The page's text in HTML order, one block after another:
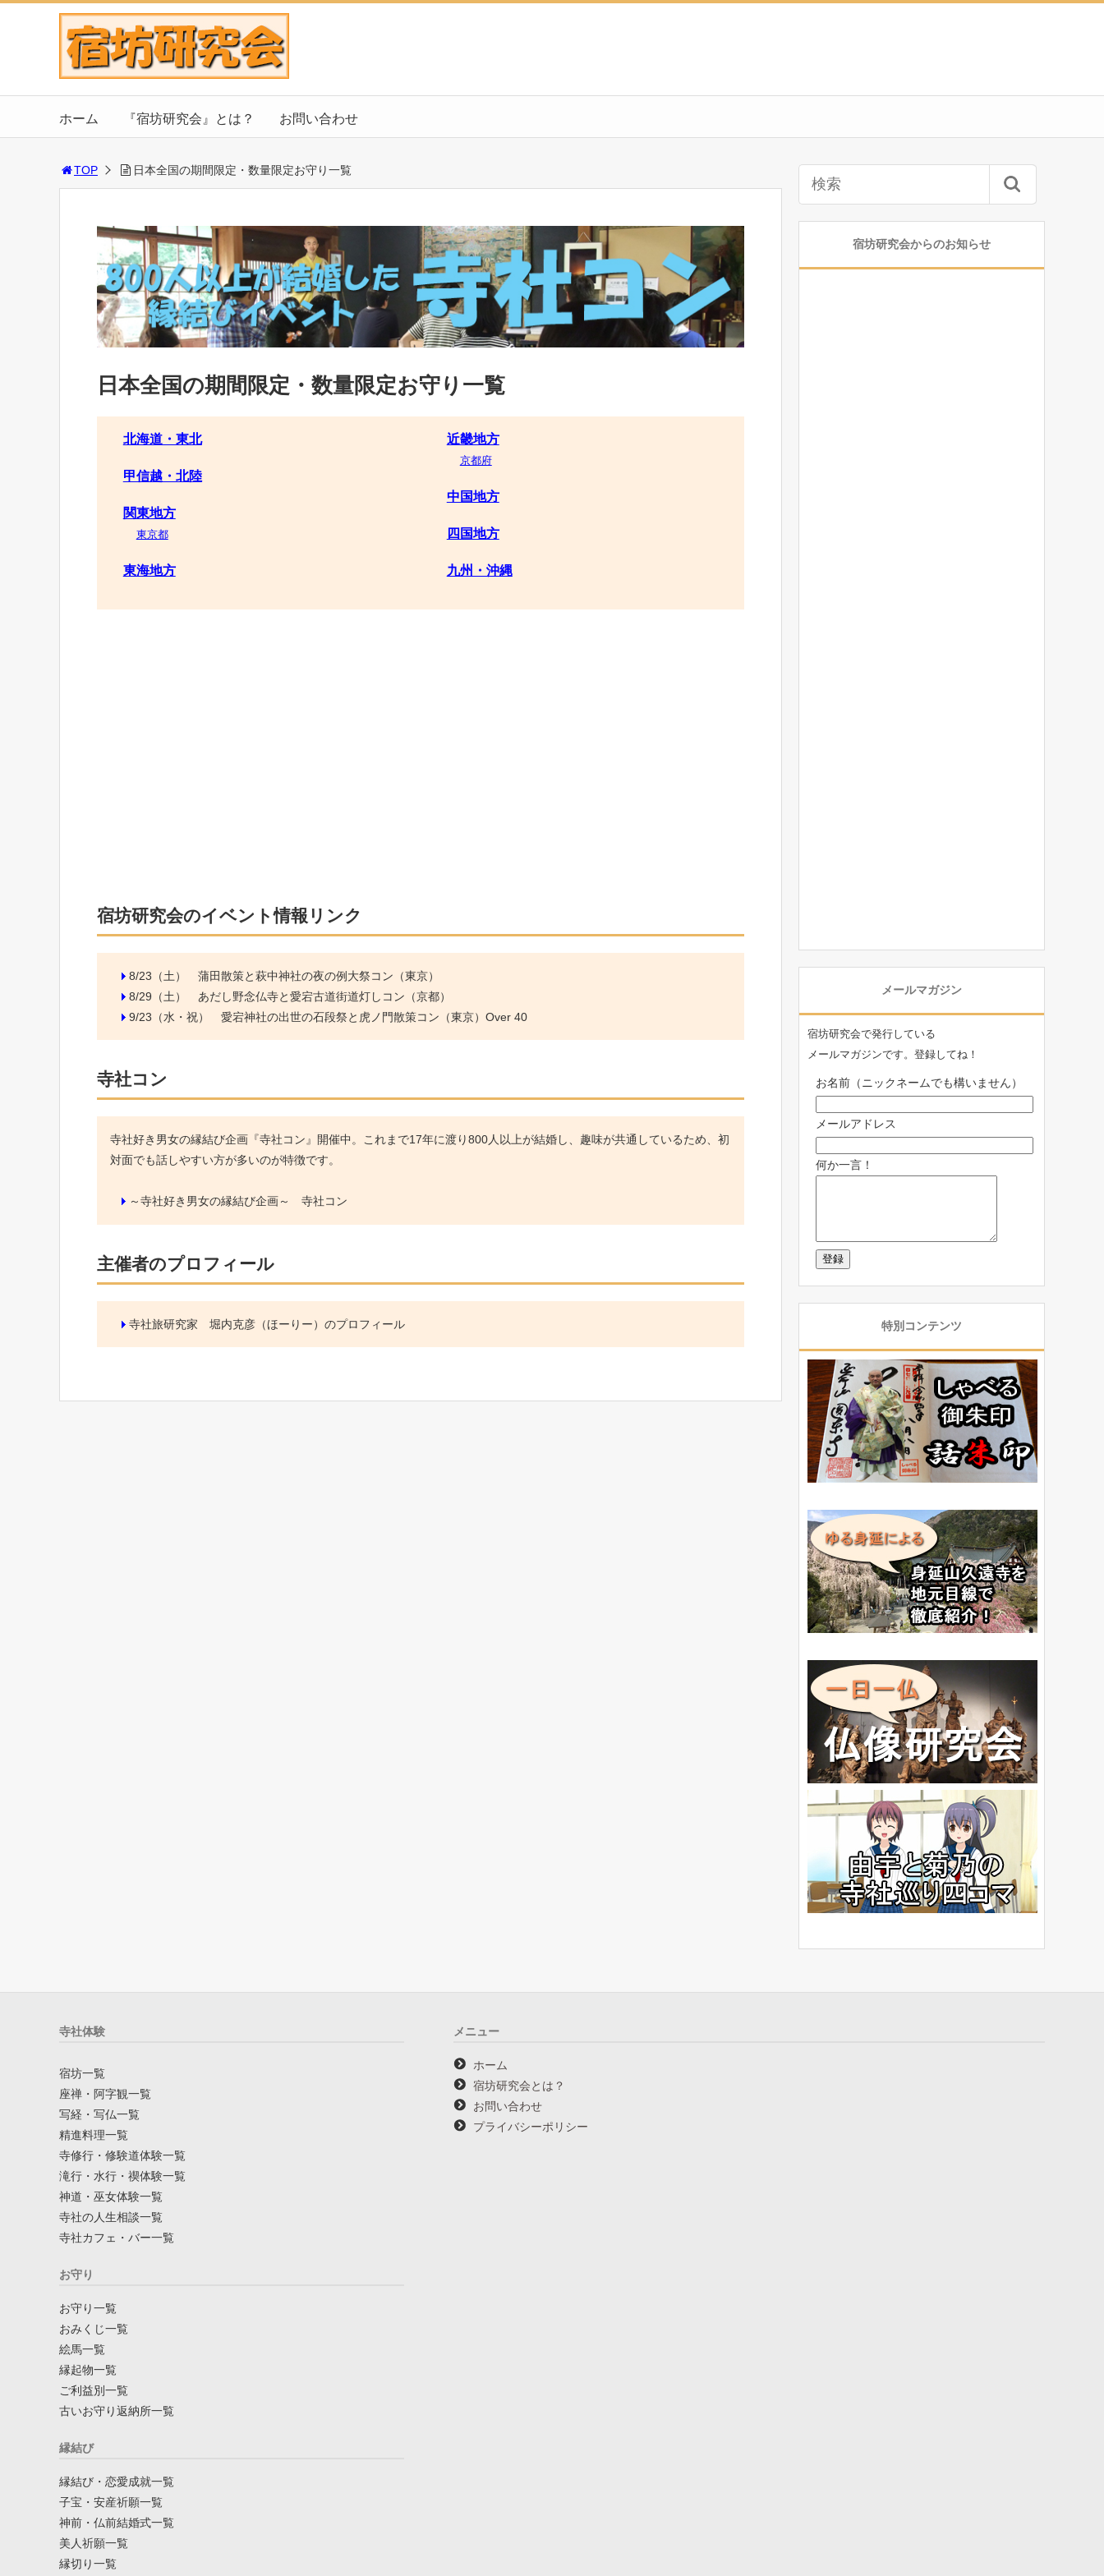
ホーム 『宿坊研究会』とは？ お問い合わせ
TOP 日本全国の期間限定・数量限定お守り一覧
日本全国の期間限定・数量限定お守り一覧
北海道・東北
甲信越・北陸
関東地方
東京都
東海地方
近畿地方
京都府
中国地方
四国地方
九州・沖縄
宿坊研究会のイベント情報リンク
8/23（土） 蒲田散策と萩中神社の夜の例大祭コン（東京）
8/29（土） あだし野念仏寺と愛宕古道街道灯しコン（京都）
9/23（水・祝） 愛宕神社の出世の石段祭と虎ノ門散策コン（東京）Over 40
寺社コン
寺社好き男女の縁結び企画『寺社コン』開催中。これまで17年に渡り800人以上が結婚し、趣味が共通しているため、初
対面でも話しやすい方が多いのが特徴です。
～寺社好き男女の縁結び企画～ 寺社コン
主催者のプロフィール
寺社旅研究家 堀内克彦（ほーりー）のプロフィール
宿坊研究会からのお知らせ
メールマガジン
宿坊研究会で発行している
メールマガジンです。登録してね！
お名前（ニックネームでも構いません）
メールアドレス
何か一言！
特別コンテンツ
寺社体験
宿坊一覧
座禅・阿字観一覧
写経・写仏一覧
精進料理一覧
寺修行・修験道体験一覧
滝行・水行・禊体験一覧
神道・巫女体験一覧
寺社の人生相談一覧
寺社カフェ・バー一覧
お守り
お守り一覧
おみくじ一覧
絵馬一覧
縁起物一覧
ご利益別一覧
古いお守り返納所一覧
縁結び
縁結び・恋愛成就一覧
子宝・安産祈願一覧
神前・仏前結婚式一覧
美人祈願一覧
縁切り一覧
メニュー
ホーム
宿坊研究会とは？
お問い合わせ
プライバシーポリシー